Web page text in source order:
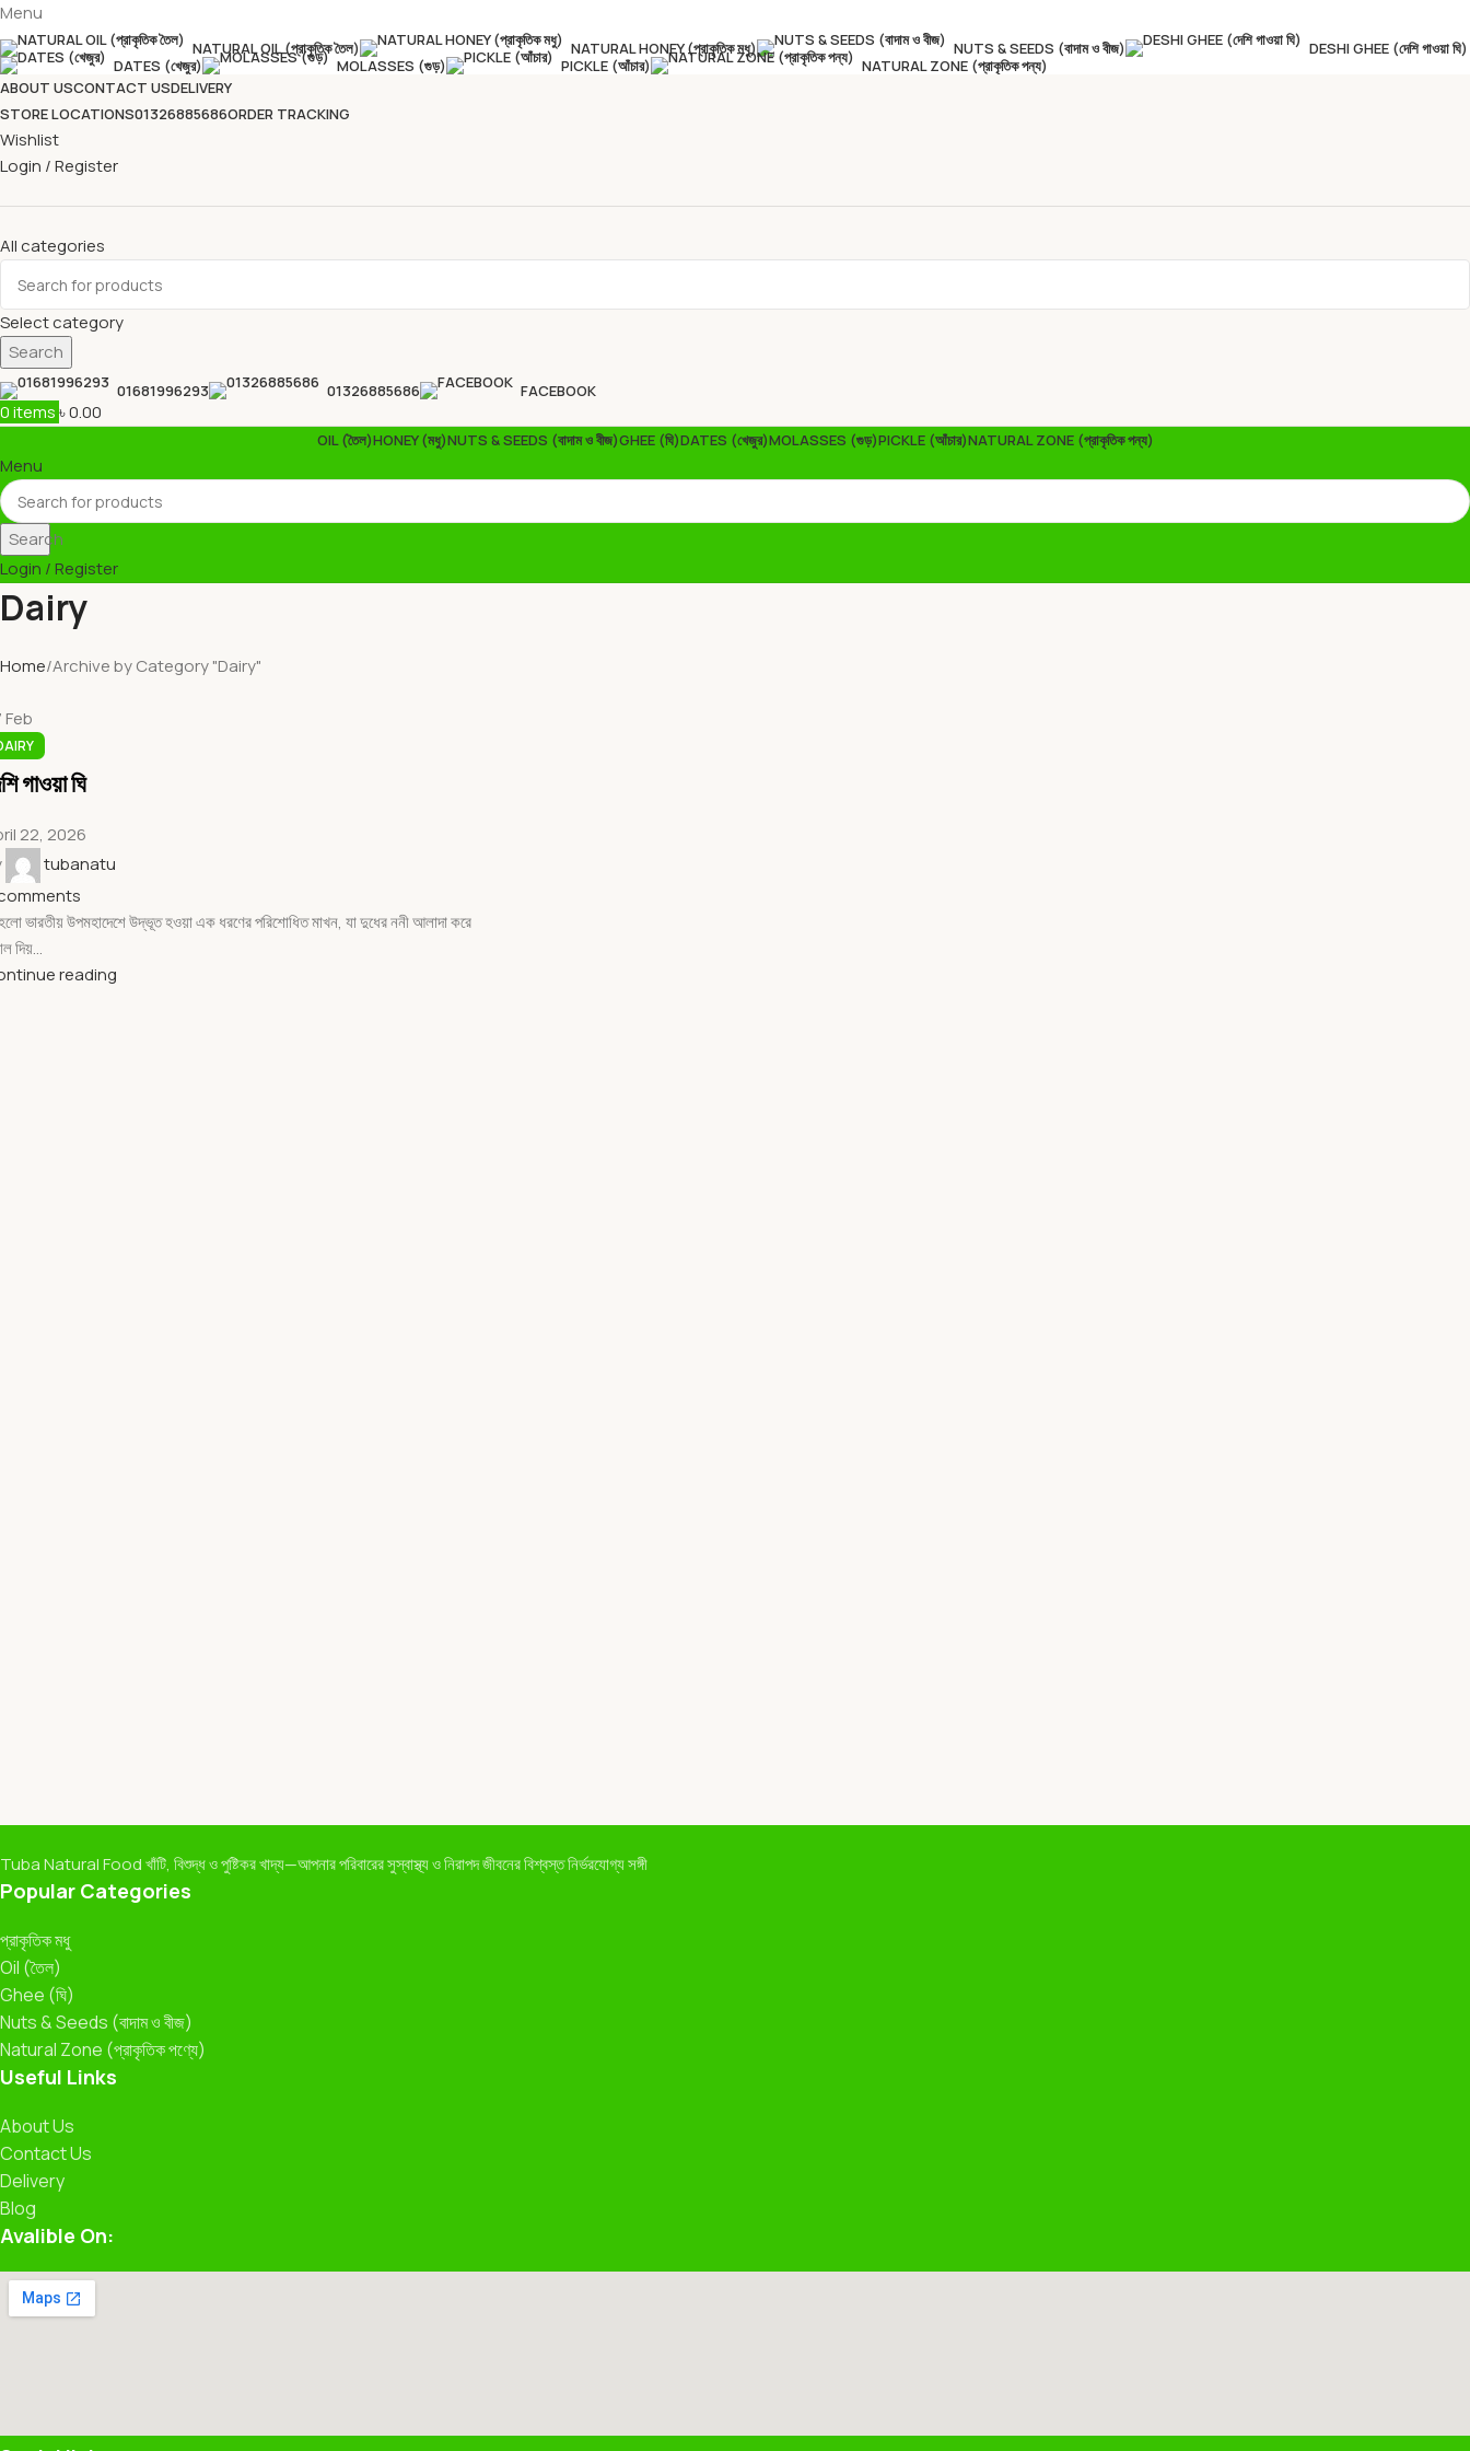
Menu
NATURAL OIL (প্রাকৃতিক তৈল) NATURAL HONEY (প্রাকৃতিক মধু) NUTS & SEEDS (বাদাম ও বীজ)
DESHI GHEE (দেশি গাওয়া ঘি)
DATES (খেজুর)
MOLASSES (গুড়) PICKLE (আঁচার)
NATURAL ZONE (প্রাকৃতিক পন্য)
ABOUT USCONTACT USDELIVERY
STORE LOCATIONS01326885686ORDER TRACKING
Wishlist
Login / Register
All categories
Select category
Search
01681996293 01326885686 FACEBOOK
0items৳0.00
OIL (তৈল)HONEY (মধু)NUTS & SEEDS (বাদাম ও বীজ)GHEE (ঘি)DATES (খেজুর)MOLASSES (গুড়)PICKLE (আঁচার)NATURAL ZONE (প্রাকৃতিক পন্য)
Menu
Search
Login / Register
Dairy
Home Archive by Category "Dairy"
Feb
গাওয়া ঘি
22, 2026
tubanatu
ভারতীয় উপমহাদেশে উদ্ভূত হওয়া এক ধরণের পরিশোধিত মাখন, যা দুধের ননী আলাদা করে
দিয়...
reading
Tuba Natural Food খাঁটি, বিশুদ্ধ ও পুষ্টিকর খাদ্য—আপনার পরিবারের সুস্বাস্থ্য ও নিরাপদ জীবনের বিশ্বস্ত নির্ভরযোগ্য সঙ্গী
Popular Categories
প্রাকৃতিক মধু
Oil (তৈল)
Ghee (ঘি)
Nuts & Seeds (বাদাম ও বীজ)
Natural Zone (প্রাকৃতিক পণ্যে)
Useful Links
About Us
Contact Us
Delivery
Blog
Avalible On: